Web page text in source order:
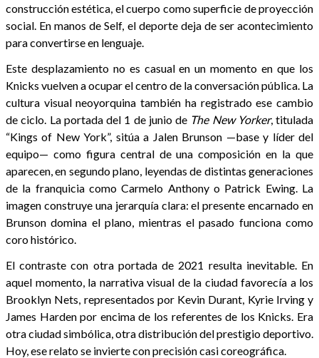
construcción estética, el cuerpo como superficie de proyección
social. En manos de Self, el deporte deja de ser acontecimiento
para convertirse en lenguaje.
Este desplazamiento no es casual en un momento en que los
Knicks vuelven a ocupar el centro de la conversación pública. La
cultura visual neoyorquina también ha registrado ese cambio
de ciclo. La portada del 1 de junio de The New Yorker, titulada
“Kings of New York”, sitúa a Jalen Brunson —base y líder del
equipo— como figura central de una composición en la que
aparecen, en segundo plano, leyendas de distintas generaciones
de la franquicia como Carmelo Anthony o Patrick Ewing. La
imagen construye una jerarquía clara: el presente encarnado en
Brunson domina el plano, mientras el pasado funciona como
coro histórico.
El contraste con otra portada de 2021 resulta inevitable. En
aquel momento, la narrativa visual de la ciudad favorecía a los
Brooklyn Nets, representados por Kevin Durant, Kyrie Irving y
James Harden por encima de los referentes de los Knicks. Era
otra ciudad simbólica, otra distribución del prestigio deportivo.
Hoy, ese relato se invierte con precisión casi coreográfica.